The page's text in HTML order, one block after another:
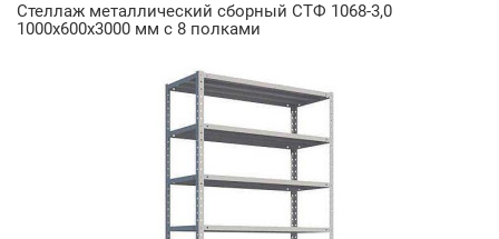
Стеллаж металлический сборный СТФ 1068-3,0
1000х600х3000 мм с 8 полками